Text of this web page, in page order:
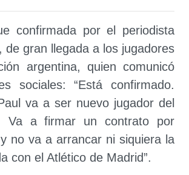
confirmada por el periodista
de gran llegada a los jugadores
argentina, quien comunicó
sociales: “Está confirmado.
va a ser nuevo jugador del
Va a firmar un contrato por
no va a arrancar ni siquiera la
con el Atlético de Madrid”.